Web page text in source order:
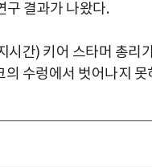
구 결과가 나왔다.
간) 키어 스타머 총리
수렁에서 벗어나지